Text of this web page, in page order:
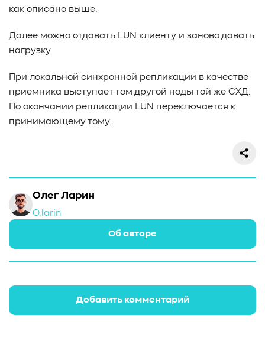
как описано выше.
Далее можно отдавать LUN клиенту и заново давать
нагрузку.
При локальной синхронной репликации в качестве
приемника выступает том другой ноды той же СХД.
По окончании репликации LUN переключается к
принимающему тому.
Олег Ларин
O.larin
Об авторе
Добавить комментарий